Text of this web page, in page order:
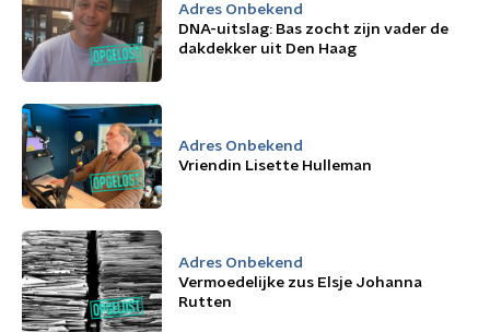
Adres Onbekend
DNA-uitslag: Bas zocht zijn vader de
dakdekker uit Den Haag
Adres Onbekend
Vriendin Lisette Hulleman
Adres Onbekend
Vermoedelijke zus Elsje Johanna
Rutten